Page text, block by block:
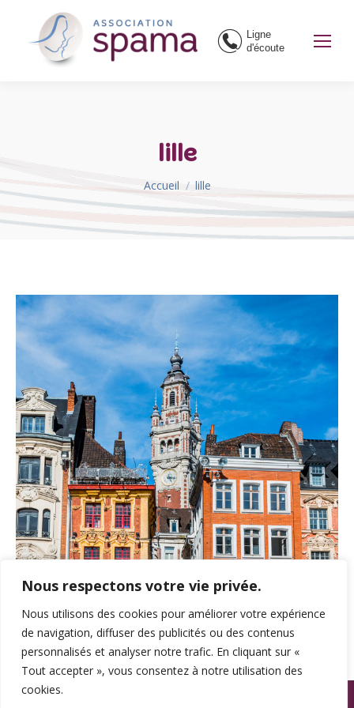
Nous respectons votre vie privée.
Nous utilisons des cookies pour améliorer votre expérience
de navigation, diffuser des publicités ou des contenus
personnalisés et analyser notre trafic. En cliquant sur «
Tout accepter », vous consentez à notre utilisation des
cookies.
Ligne
d'écoute
lille
Vous êtes ici :
Accueil lille